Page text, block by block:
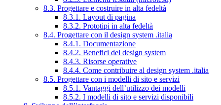
8.3. Progettare e costruire in alta fedeltà
8.3.1. Layout di pagina
8.3.2. Prototipi in alta fedeltà
8.4. Progettare con il design system .italia
8.4.1. Documentazione
8.4.2. Benefici del design system
8.4.3. Risorse operative
8.4.4. Come contribuire al design system .italia
8.5. Progettare con i modelli di sito e servizi
8.5.1. Vantaggi dell’utilizzo dei modelli
8.5.2. I modelli di sito e servizi disponibili